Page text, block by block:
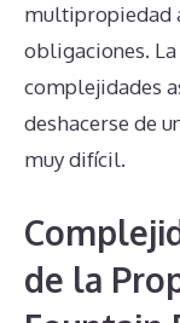
multipropiedad
obligaciones.
complejidades
deshacerse de
muy difícil.
de la